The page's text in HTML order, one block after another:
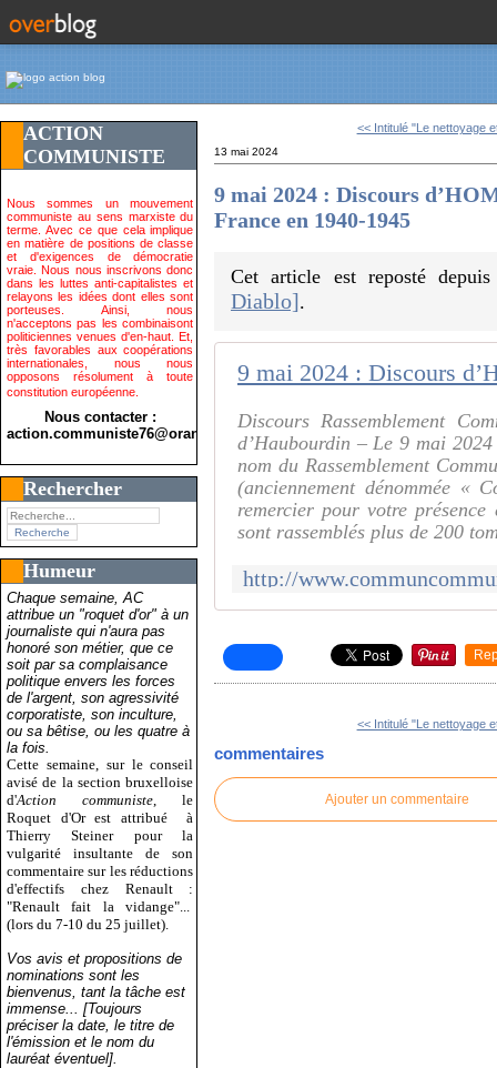
ACTION
COMMUNISTE
Nous sommes un mouvement
communiste au sens marxiste du
terme. Avec ce que cela implique
en matière de positions de classe
et d'exigences de démocratie
vraie. Nous nous inscrivons donc
dans les luttes anti-capitalistes et
relayons les idées dont elles sont
porteuses. Ainsi, nous
n'acceptons pas les combinaisont
politiciennes venues d'en-haut. Et,
très favorables aux coopérations
internationales, nous nous
opposons résolument à toute
constitution européenne.
Nous contacter :
action.communiste76@orange.fr>
Rechercher
Humeur
Chaque semaine, AC
attribue un "roquet d'or" à un
journaliste qui n'aura pas
honoré son métier, que ce
soit par sa complaisance
politique envers les forces
de l'argent, son agressivité
corporatiste, son inculture,
ou sa bêtise, ou les quatre à
la fois.
Cette semaine, sur le conseil
avisé de la section bruxelloise
d'Action communiste , le
Roquet d'Or est attribué
à
Thierry Steiner pour la
vulgarité insultante de son
commentaire sur les réductions
d'effectifs chez Renault :
"Renault fait la vidange"...
(lors du 7-10 du 25 juillet).
Vos avis et propositions de
nominations sont les
bienvenus, tant la tâche est
immense... [Toujours
préciser la date, le titre de
l'émission et le nom du
lauréat éventuel].
<< Intitulé "Le nettoyage
13 mai 2024
9 mai 2024 : Discours
France en 1940-1945
Cet article est reposté
Diablo].
Discours Rassemblement
d’Haubourdin – Le 9 mai
nom du Rassemblement
(anciennement dénommée «
remercier pour votre
sont rassemblés plus de 200
<< Intitulé "Le nettoyage
commentaires
Ajouter un commentaire